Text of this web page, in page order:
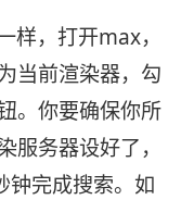
，打开max，
当前渲染器，勾
。你要确保你所
务器设好了，
钟完成搜索。如